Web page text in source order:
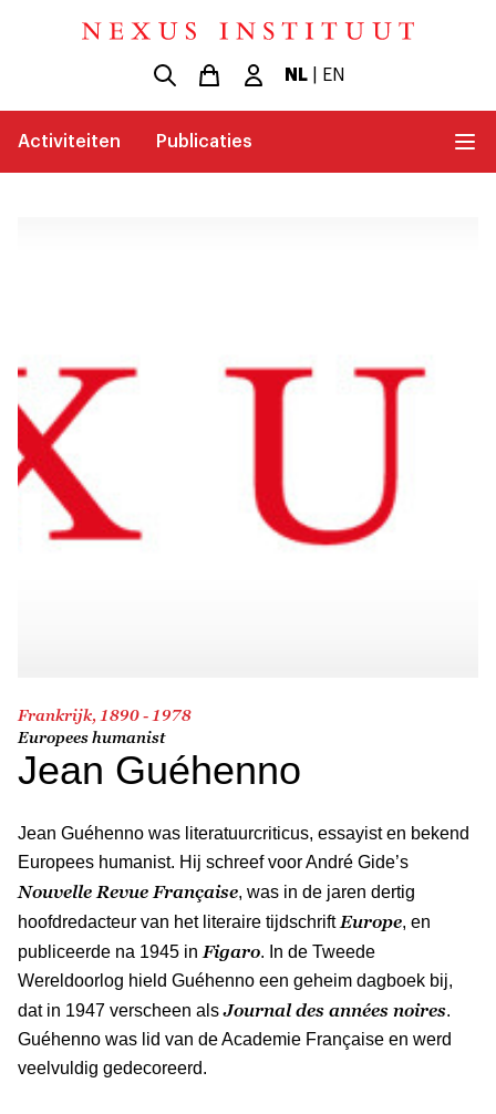
NL| EN
Activiteiten Publicaties
Frankrijk, 1890 - 1978
Europees humanist
Jean Guéhenno
Jean Guéhenno was literatuurcriticus, essayist en bekend
Europees humanist. Hij schreef voor André Gide’s
Nouvelle Revue Française, was in de jaren dertig
hoofdredacteur van het literaire tijdschrift Europe, en
publiceerde na 1945 in Figaro. In de Tweede
Wereldoorlog hield Guéhenno een geheim dagboek bij,
dat in 1947 verscheen alsJournal des années noires.
Guéhenno was lid van de Academie Française en werd
veelvuldig gedecoreerd.